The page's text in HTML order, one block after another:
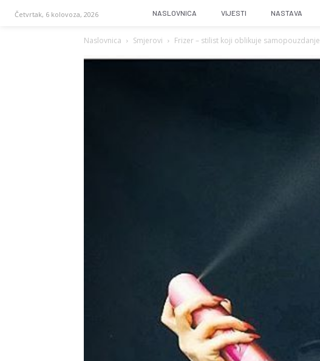
Četvrtak, 6 kolovoza, 2026 NASLOVNICA VIJESTI NASTAVA
Naslovnica Smjerovi Frizer – stilist koji oblikuje samopouzdanje